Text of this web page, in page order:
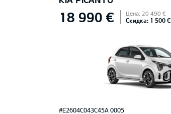
18 990 € Цена: 20 490 €
Скидка: 1 500 €
#E2604C043C45A 0005